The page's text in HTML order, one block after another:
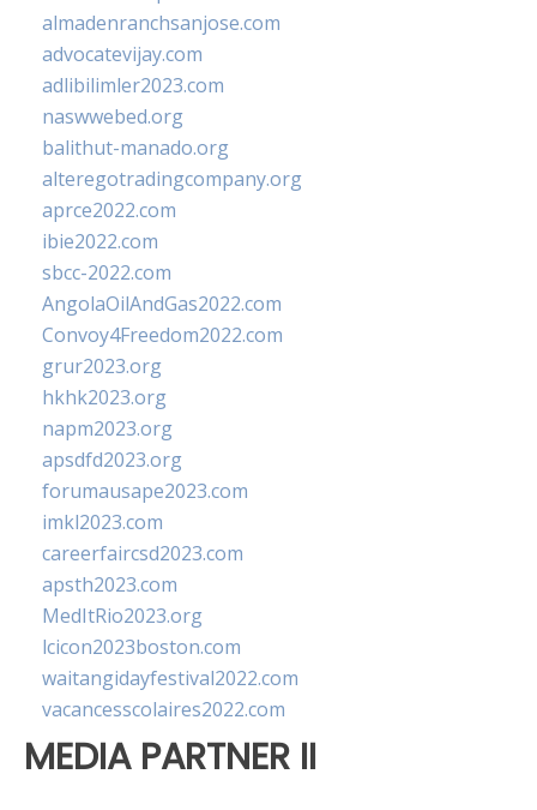
almadenranchsanjose.com
advocatevijay.com
adlibilimler2023.com
naswwebed.org
balithut-manado.org
alteregotradingcompany.org
aprce2022.com
ibie2022.com
sbcc-2022.com
AngolaOilAndGas2022.com
Convoy4Freedom2022.com
grur2023.org
hkhk2023.org
napm2023.org
apsdfd2023.org
forumausape2023.com
imkl2023.com
careerfaircsd2023.com
apsth2023.com
MedItRio2023.org
lcicon2023boston.com
waitangidayfestival2022.com
vacancesscolaires2022.com
MEDIA PARTNER II